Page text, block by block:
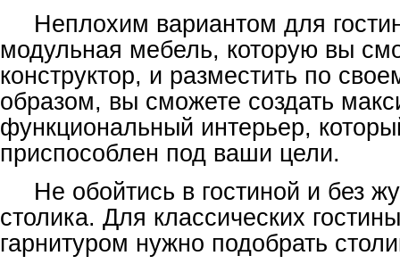
Неплохим вариантом для
модульная мебель, которую вы
конструктор, и разместить по
образом, вы сможете создать
функциональный интерьер,
приспособлен под ваши цели.
Не обойтись в гостиной и без
столика. Для классических
гарнитуром нужно подобрать